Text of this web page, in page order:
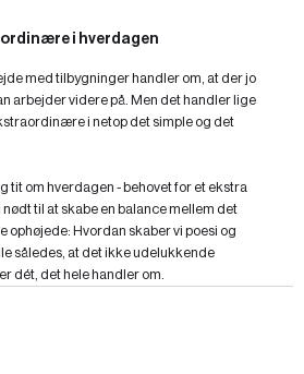
i hverdagen
med tilbygninger handler om, at der jo
arbejder videre på. Men det handler lige
i netop det simple og det
tit om hverdagen - behovet for et ekstra
til at skabe en balance mellem det
ophøjede: Hvordan skaber vi poesi og
således, at det ikke udelukkende
dét, det hele handler om.